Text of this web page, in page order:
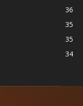
36
35
35
34